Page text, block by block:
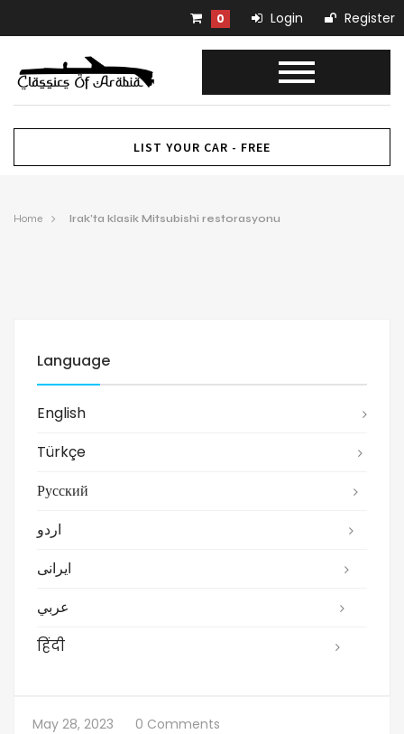
0 Login Register
LIST YOUR CAR - FREE
Home Irak’ta klasik Mitsubishi restorasyonu
Language
English
Türkçe
Русский
اردو
ایرانی
عربي
हिंदी
May 28, 2023 0 Comments